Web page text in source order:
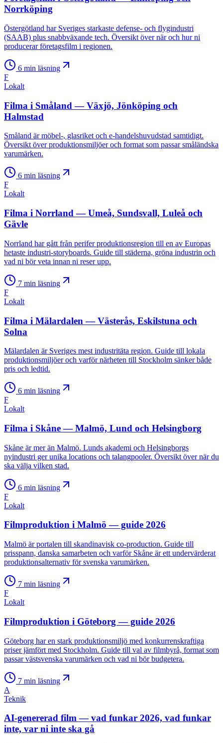
Norrköping
Östergötland har Sveriges starkaste defense- och flygindustri
(SAAB) plus snabbväxande tech. Översikt över när och hur ni
producerar företagsfilm i regionen.
6 min läsning
F
Lokalt
Filma i Småland — Växjö, Jönköping och
Halmstad
Småland är möbel-, glasriket och e-handelshuvudstad samtidigt.
Översikt över produktionsmiljöer och format som passar småländska
varumärken.
6 min läsning
F
Lokalt
Filma i Norrland — Umeå, Sundsvall, Luleå och
Gävle
Norrland har gått från perifer produktionsregion till en av Europas
hetaste industri-storyboards. Guide till städerna, gröna industrin och
vad ni bör veta innan ni reser upp.
7 min läsning
F
Lokalt
Filma i Mälardalen — Västerås, Eskilstuna och
Solna
Mälardalen är Sveriges mest industritäta region. Guide till lokala
produktionsmiljöer och varför närheten till Stockholm sänker både
pris och ledtid.
6 min läsning
F
Lokalt
Filma i Skåne — Malmö, Lund och Helsingborg
Skåne är mer än Malmö. Lunds akademi och Helsingborgs
nyindustri ger unika locations och talangpooler. Översikt över när du
ska välja vilken stad.
6 min läsning
F
Lokalt
Filmproduktion i Malmö — guide 2026
Malmö är portalen till skandinavisk co-production. Guide till
prisspann, danska samarbeten och varför Skåne är ett undervärderat
produktionsalternativ för svenska varumärken.
7 min läsning
F
Lokalt
Filmproduktion i Göteborg — guide 2026
Göteborg har en stark produktionsmiljö med konkurrenskraftiga
priser jämfört med Stockholm. Guide till val av filmbyrå, format som
passar västsvenska varumärken och vad ni bör budgetera.
7 min läsning
A
Teknik
AI-genererad film — vad funkar 2026, vad funkar
inte, var ni inte ska gå